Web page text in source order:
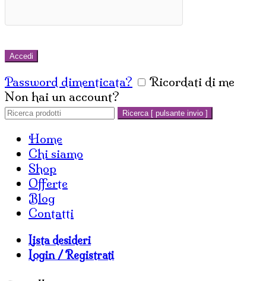
Accedi
Password dimenticata?
Ricordati di me
Non hai un account?
Cerca:
Ricerca [ pulsante invio ]
Home
Chi siamo
Shop
Offerte
Blog
Contatti
Lista desideri
Login / Registrati